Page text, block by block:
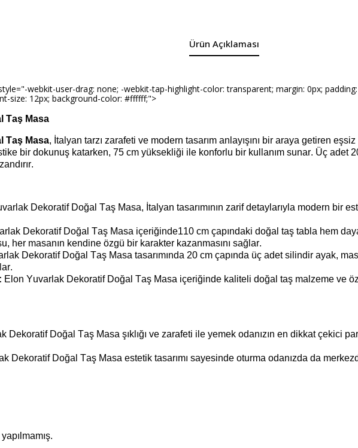
Ürün Açıklaması
webkit-user-drag: none; -webkit-tap-highlight-color: transparent; margin: 0px;
size: 12px; background-color: #ffffff;">
Taş Masa
Taş Masa, İtalyan tarzı zarafeti ve modern tasarım anlayışını bir araya getiren
bir dokunuş katarken, 75 cm yüksekliği ile konforlu bir kullanım sunar. Üç adet
Dekoratif Doğal Taş Masa, İtalyan tasarımının zarif detaylarıyla modern bir
Dekoratif Doğal Taş Masa içeriğinde110 cm çapındaki doğal taş tabla hem
her masanın kendine özgü bir karakter kazanmasını sağlar.
Dekoratif Doğal Taş Masa tasarımında 20 cm çapında üç adet silindir ayak,
Elon Yuvarlak Dekoratif Doğal Taş Masa içeriğinde kaliteli doğal taş malzeme ve
Dekoratif Doğal Taş Masa şıklığı ve zarafeti ile yemek odanızın en dikkat çekici
Dekoratif Doğal Taş Masa estetik tasarımı sayesinde oturma odanızda da